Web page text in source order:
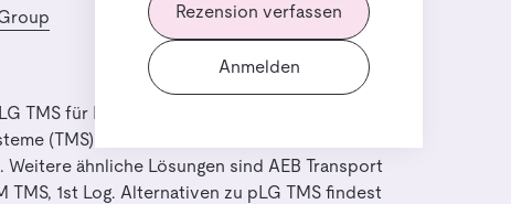
Rezension verfassen
Anmelden
TMS für Nutzer, die vergleichbare Lösungen
(TMS) suchen. Die beste Alternative zu
Weitere ähnliche Lösungen sind AEB Transport
TMS, 1st Log. Alternativen zu pLG TMS findest